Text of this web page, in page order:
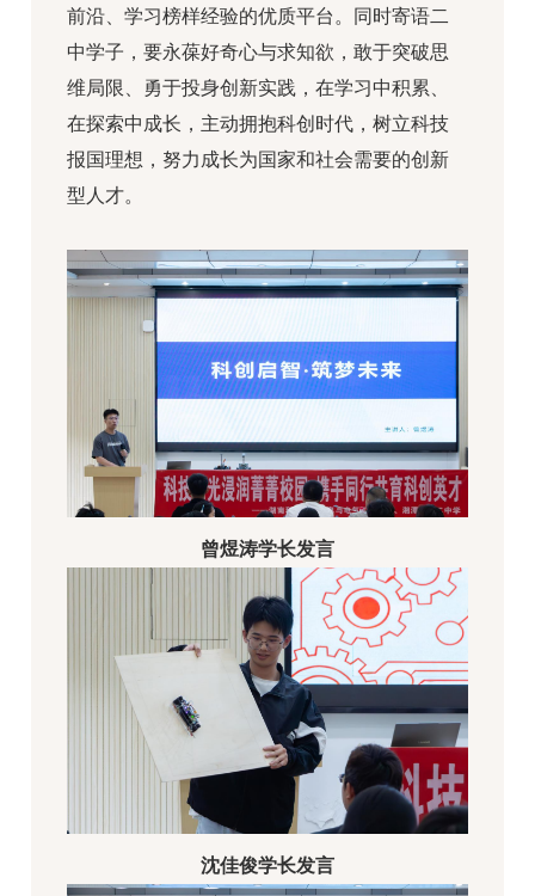
前沿、学习榜样经验的优质平台。同时寄语二
中学子，要永葆好奇心与求知欲，敢于突破思
维局限、勇于投身创新实践，在学习中积累、
在探索中成长，主动拥抱科创时代，树立科技
报国理想，努力成长为国家和社会需要的创新
型人才。
曾煜涛学长发言
沈佳俊学长发言